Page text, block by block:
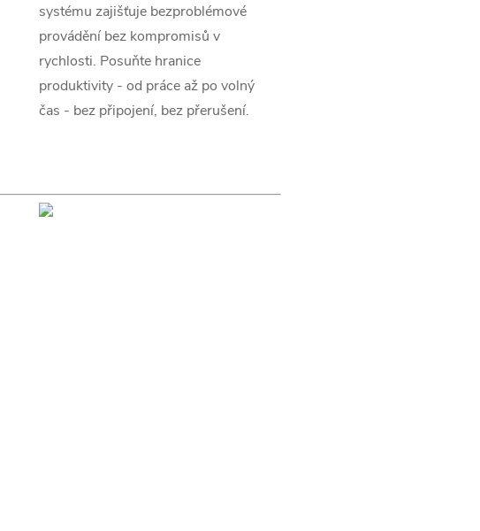
systému zajišťuje bezproblémové
provádění bez kompromisů v
rychlosti. Posuňte hranice
produktivity - od práce až po volný
čas - bez připojení, bez přerušení.